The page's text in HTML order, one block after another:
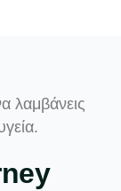
λαμβάνεις